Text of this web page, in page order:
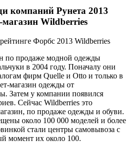
компаний Рунета 2013
магазин Wildberries
по продаже модной одежды
в 2004 году. Поначалу они
фирм Quelle и Otto и только в
магазин одежды от
Затем у компании появился
Сейчас Wildberries это
по продаже одежды и обуви.
около 100 000 моделей и более
стали центры самовывоза с
момент их около 100.